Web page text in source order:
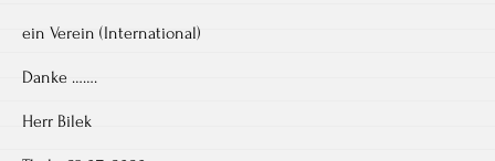
ein Verein (International)
Danke …….
Herr Bilek